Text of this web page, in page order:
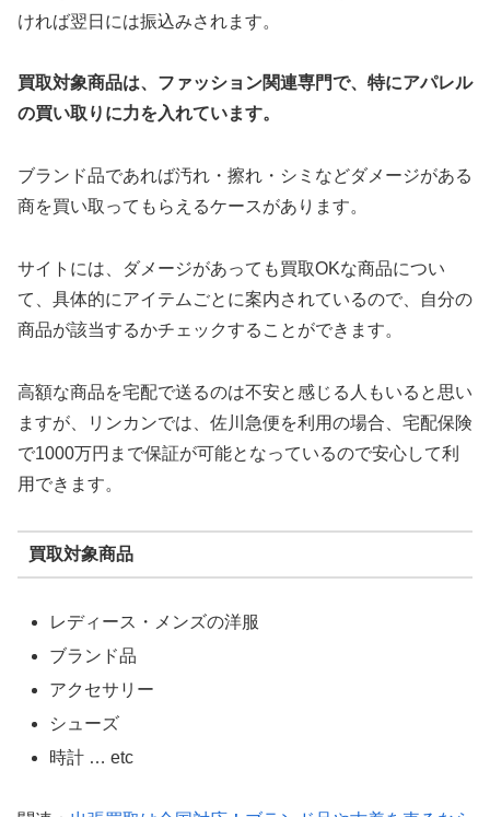
ければ翌日には振込みされます。
買取対象商品は、ファッション関連専門で、特にアパレル
の買い取りに力を入れています。
ブランド品であれば汚れ・擦れ・シミなどダメージがある
商を買い取ってもらえるケースがあります。
サイトには、ダメージがあっても買取OKな商品につい
て、具体的にアイテムごとに案内されているので、自分の
商品が該当するかチェックすることができます。
高額な商品を宅配で送るのは不安と感じる人もいると思い
ますが、リンカンでは、佐川急便を利用の場合、宅配保険
で1000万円まで保証が可能となっているので安心して利
用できます。
買取対象商品
レディース・メンズの洋服
ブランド品
アクセサリー
シューズ
時計 … etc